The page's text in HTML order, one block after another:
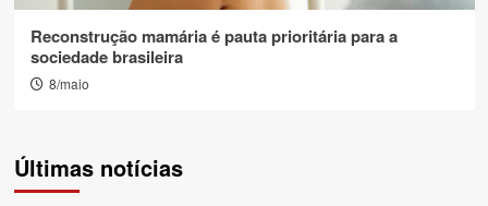
Reconstrução mamária é pauta prioritária para a
sociedade brasileira
8/maio
Últimas notícias